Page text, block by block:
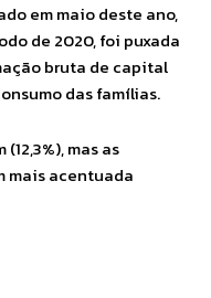
em maio deste ano,
de 2020, foi puxada
bruta de capital
das famílias.
mas as
mais acentuada